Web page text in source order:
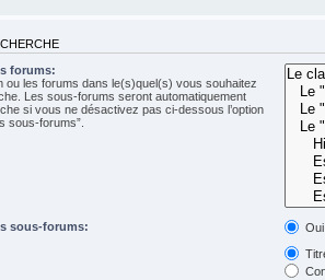
forums:
ou les forums dans le(s)quel(s) vous souhaitez
Les sous-forums seront automatiquement
si vous ne désactivez pas ci-dessous l’option
sous-forums”.
sous-forums:
Oui